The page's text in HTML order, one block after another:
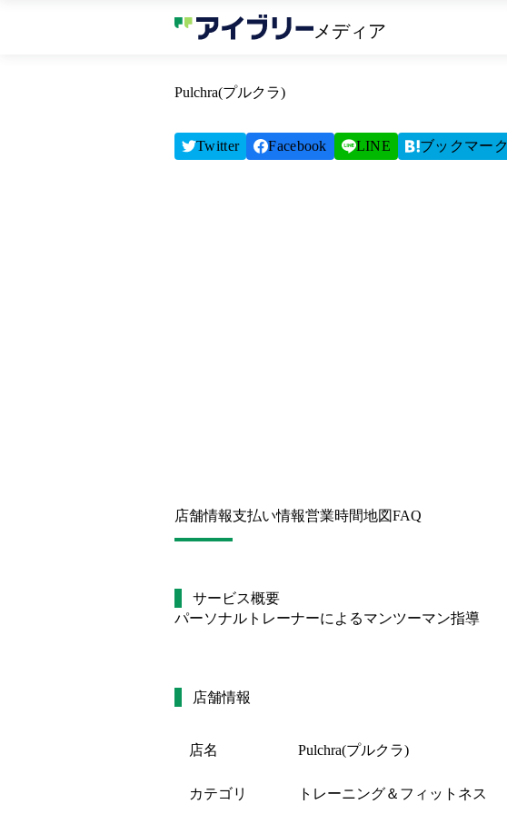
メディア
Pulchra(プルクラ)
Twitter Facebook LINE ブックマーク
店舗情報支払い情報営業時間地図FAQ
サービス概要
パーソナルトレーナーによるマンツーマン指導
店舗情報
店名 Pulchra(プルクラ)
カテゴリ トレーニング＆フィットネス